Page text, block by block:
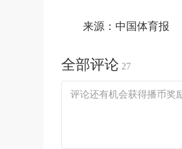
来源：中国体育报
全部评论 27